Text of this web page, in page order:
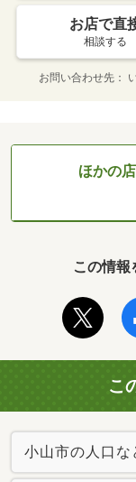
お店で直
相談する
お問い合わせ先
ほかの
この情報
こ
小山市の人口な